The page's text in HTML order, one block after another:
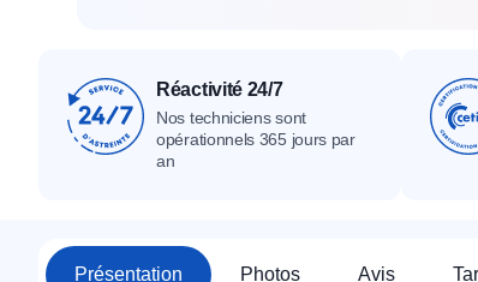
Réactivité 24/7
Nos techniciens sont
opérationnels 365 jours par
an
Présentation Photos Avis